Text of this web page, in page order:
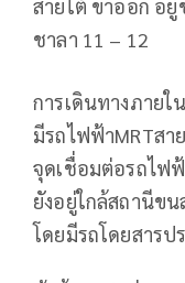
สายใต้ ขาออก อ
ชาลา 11 – 12
การเดินทางภาย
มีรถไฟฟ้าMRTสา
จุดเชื่อมต่อรถไฟ
ยังอยู่ใกล้สถานีขน
โดยมีรถโดยสารป